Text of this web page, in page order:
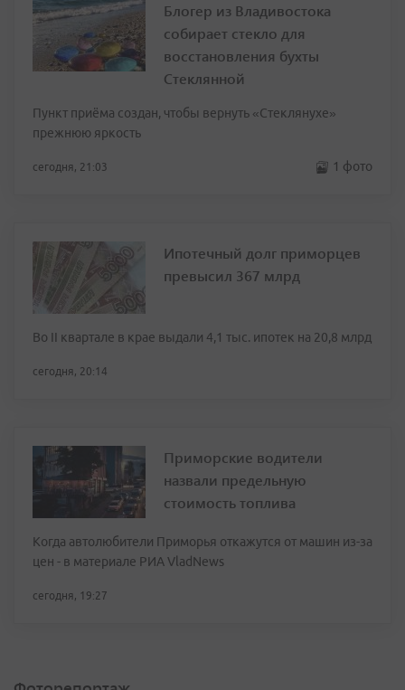
Блогер из Владивостока
собирает стекло для
восстановления бухты
Стеклянной
Пункт приёма создан, чтобы вернуть «Стеклянухе»
прежнюю яркость
сегодня, 21:03 1 фото
Ипотечный долг приморцев
превысил 367 млрд
Во II квартале в крае выдали 4,1 тыс. ипотек на 20,8 млрд
сегодня, 20:14
Приморские водители
назвали предельную
стоимость топлива
Когда автолюбители Приморья откажутся от машин из-за
цен - в материале РИА VladNews
сегодня, 19:27